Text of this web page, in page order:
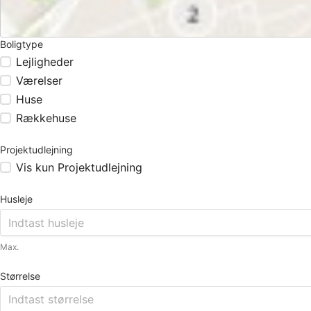
Boligtype
Lejligheder
Værelser
Huse
Rækkehuse
Projektudlejning
Vis kun Projektudlejning
Husleje
Max.
Størrelse